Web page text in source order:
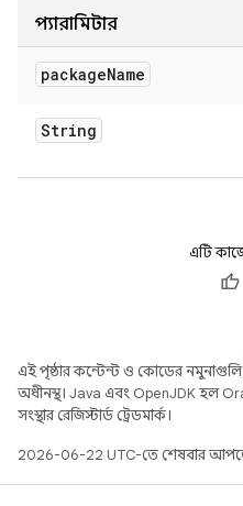
প্যারামিটার
packageName
String
এটি
এই পৃষ্ঠার কন্টেন্ট ও কোডের নমুনাগুলি
অধীনস্থ। Java এবং OpenJDK হল
সংস্থার রেজিস্টার্ড ট্রেডমার্ক।
2026-06-22 UTC-তে শেষবার